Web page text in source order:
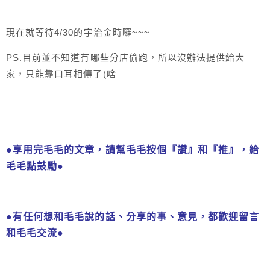
現在就等待4/30的宇治金時囉~~~
PS.目前並不知道有哪些分店偷跑，所以沒辦法提供給大
家，只能靠口耳相傳了(啥
●享用完毛毛的文章，請幫毛毛按個『讚』和『推』，給
毛毛點鼓勵●
●有任何想和毛毛說的話、分享的事、意見，都歡迎留言
和毛毛交流●